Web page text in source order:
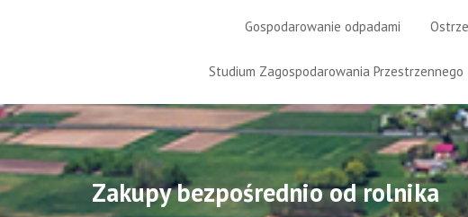
Gospodarowanie odpadami
Studium Zagospodarowania Przestrzennego
Zakupy bezpośrednio od rolnika